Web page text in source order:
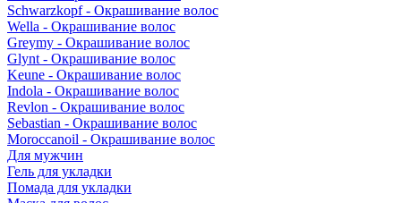
Schwarzkopf - Окрашивание волос
Wella - Окрашивание волос
Greymy - Окрашивание волос
Glynt - Окрашивание волос
Keune - Окрашивание волос
Indola - Окрашивание волос
Revlon - Окрашивание волос
Sebastian - Окрашивание волос
Moroccanoil - Окрашивание волос
Для мужчин
Гель для укладки
Помада для укладки